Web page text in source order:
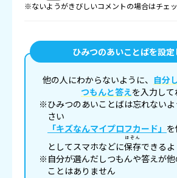
※ないようがきびしいコメントの場合はチェ
ひみつのあいことばを設定
他の人にわからないように、 自分
つもんと答えを入力して
※ひみつのあいことばは忘れない
さい
「キズなんマイプロフカード」
としてスマホなどに保存
ほぞん
できるよ
※自分が選んだしつもんや答えが他
ことはありません